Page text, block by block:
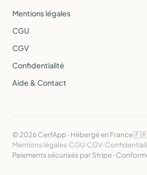
Mentions légales
CGU
CGV
Confidentialité
Aide & Contact
© 2026 CerfApp · Hébergé en France
Mentions légales·CGU·CGV·
Paiements sécurisés par Stripe ·